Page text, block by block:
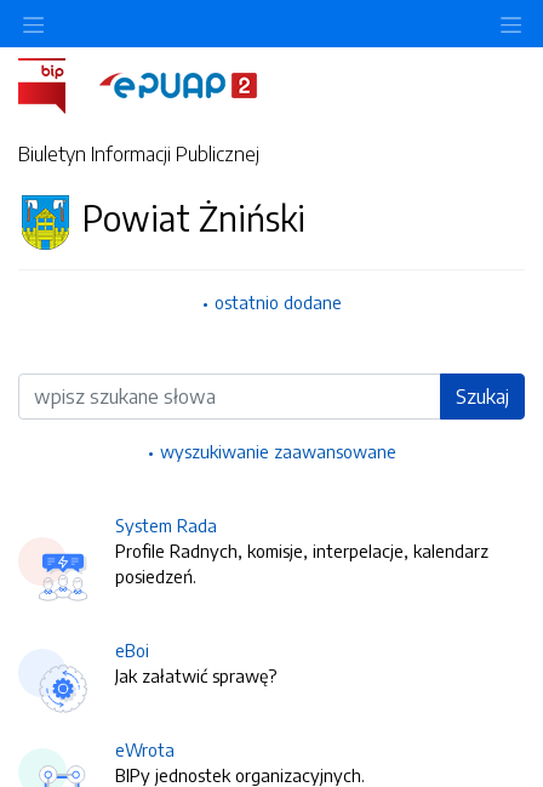
Biuletyn Informacji Publicznej
Powiat Żniński
ostatnio dodane
Wyszukiwarka Szukaj
wyszukiwanie zaawansowane
System Rada
Profile Radnych, komisje, interpelacje, kalendarz
posiedzeń.
eBoi
Jak załatwić sprawę?
eWrota
BIPy jednostek organizacyjnych.